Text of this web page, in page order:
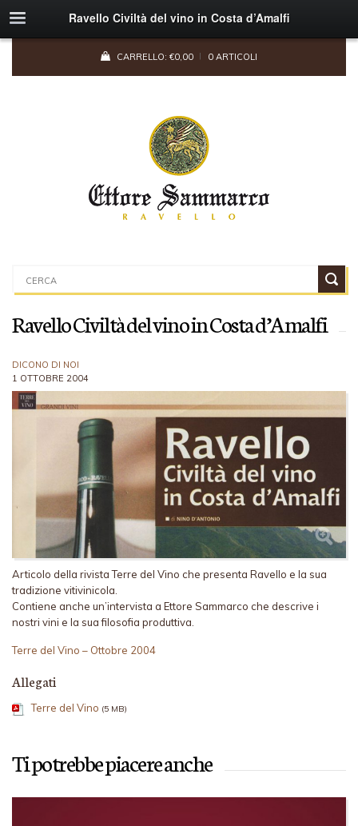
Ravello Civiltà del vino in Costa d’Amalfi
CARRELLO: €0,00 0 ARTICOLI
Ravello Civiltà del vino in Costa d’Amalfi
DICONO DI NOI
1 OTTOBRE 2004
Articolo della rivista Terre del Vino che presenta Ravello e la sua
tradizione vitivinicola.
Contiene anche un’intervista a Ettore Sammarco che descrive i
nostri vini e la sua filosofia produttiva.
Terre del Vino – Ottobre 2004
Allegati
Terre del Vino (5 MB)
Ti potrebbe piacere anche